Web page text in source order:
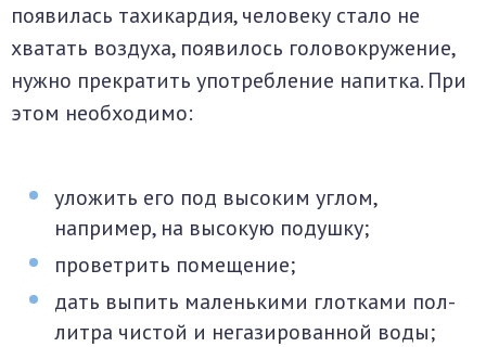
появилась тахикардия, человеку стало не
хватать воздуха, появилось головокружение,
нужно прекратить употребление напитка. При
этом необходимо:
уложить его под высоким углом,
например, на высокую подушку;
проветрить помещение;
дать выпить маленькими глотками пол-
литра чистой и негазированной воды;